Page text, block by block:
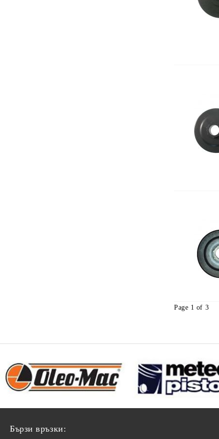
Page 1 of 3
Бързи връзки: